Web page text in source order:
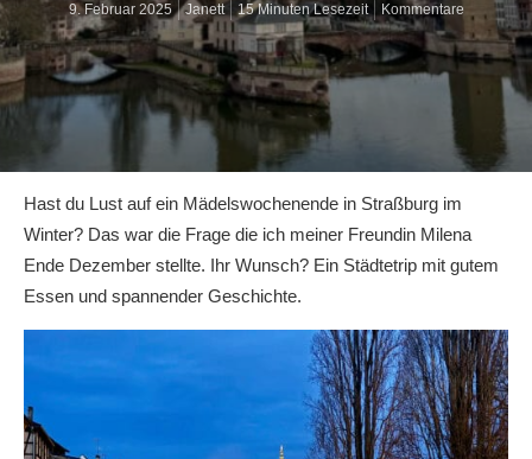
9. Februar 2025 Janett 15 Minuten Lesezeit Kommentare
Hast du Lust auf ein Mädelswochenende in Straßburg im
Winter? Das war die Frage die ich meiner Freundin Milena
Ende Dezember stellte. Ihr Wunsch? Ein Städtetrip mit gutem
Essen und spannender Geschichte.